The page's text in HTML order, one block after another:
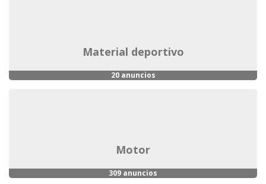
material deportivo
20 anuncios
motor
309 anuncios